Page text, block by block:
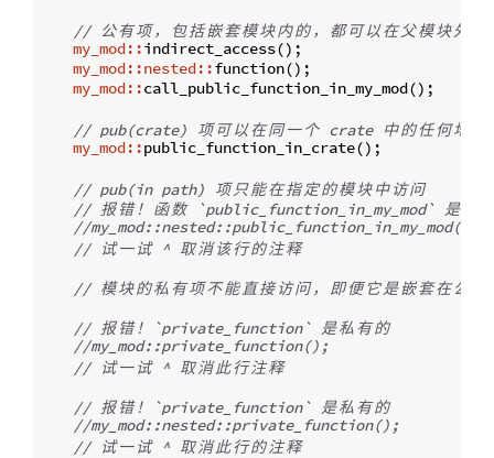
// 公 有项 ， 包括 嵌套模块内的 ， 都 可 以在父模块外
my_mod::indirect_access() ;
my_mod::nested::function() ;
my_mod::call_public_function_in_my_mod() ;
// pub(crate) 项 可 以在同 一 个 crate 中的 任 何地
my_mod::public_function_in_crate() ;
// pub(in path) 项只能在指定的模块 中 访问
// 报 错 ！ 函 数 `public_function_in_my_mod` 是
//my_mod::nested::public_function_in_my_mod();
// 试 一 试 ^ 取消 该行的注释
// 模块的私 有项不能直接 访问 ， 即 便 它是 嵌套在 公
// 报 错 ！ `private_function` 是私 有的
//my_mod::private_function();
// 试 一 试 ^ 取消此行注释
// 报 错 ！ `private_function` 是私 有的
//my_mod::nested::private_function();
// 试 一 试 ^ 取消此行的注释